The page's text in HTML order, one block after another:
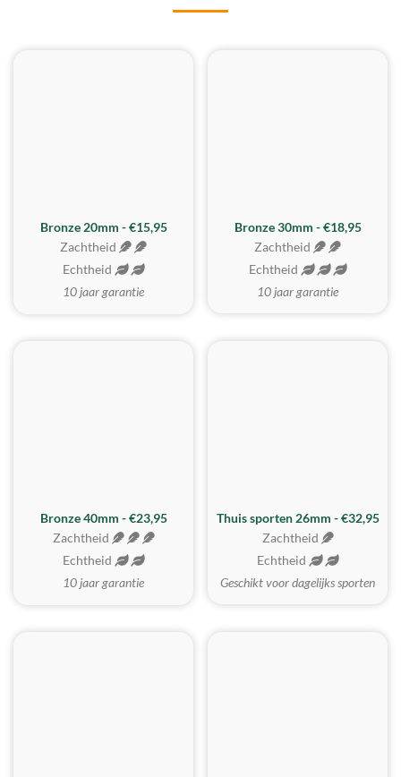
Bronze 20mm - €15,95
Zachtheid
Echtheid
10 jaar garantie
BESTE KOOP
Bronze 30mm - €18,95
Zachtheid
Echtheid
10 jaar garantie
Bronze 40mm - €23,95
Zachtheid
Echtheid
10 jaar garantie
Thuis sporten 26mm - €32,95
Zachtheid
Echtheid
Geschikt voor dagelijks sporten